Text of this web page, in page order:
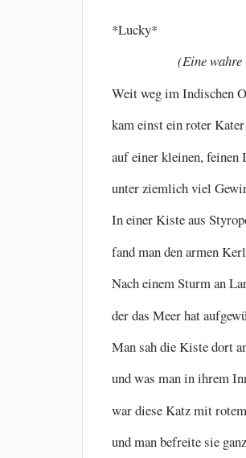
*Lucky*
(Eine wahre
Weit weg im Indischen
kam einst ein roter
auf einer kleinen, feinen
unter ziemlich viel
In einer Kiste aus
fand man den armen
Nach einem Sturm an
der das Meer hat
Man sah die Kiste dort
und was man in ihrem
war diese Katz mit
und man befreite sie